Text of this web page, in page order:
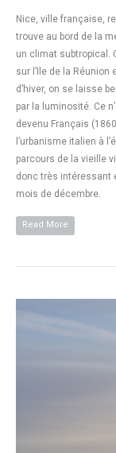
Nice, ville française,
trouve au bord de la
un climat subtropical.
sur l’Ile de la Réunion
d’hiver, on se laisse
par la luminosité. Ce
devenu Français
l’urbanisme italien à
parcours de la vieille
donc très intéressant
mois de décembre.
Read More